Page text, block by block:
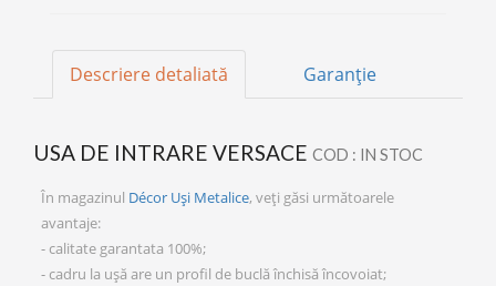
Descriere detaliată Garanție
USA DE INTRARE VERSACE COD : IN STOC
În magazinul Décor Uși Metalice, veți găsi următoarele
avantaje:
- calitate garantata 100%;
- cadru la ușă are un profil de buclă închisă încovoiat;